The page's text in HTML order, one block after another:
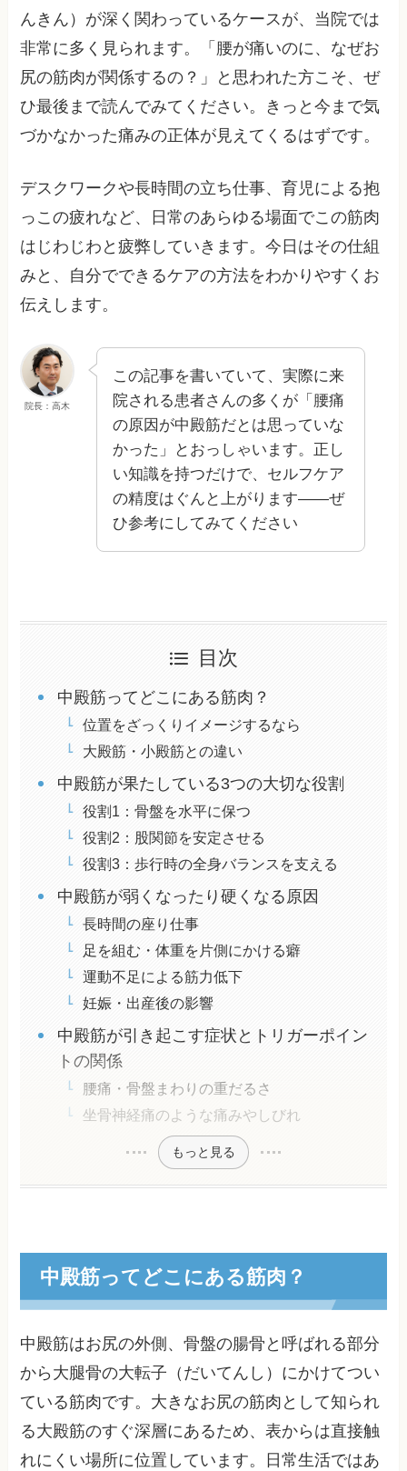
んきん）が深く関わっているケースが、当院では
非常に多く見られます。「腰が痛いのに、なぜお
尻の筋肉が関係するの？」と思われた方こそ、ぜ
ひ最後まで読んでみてください。きっと今まで気
づかなかった痛みの正体が見えてくるはずです。
デスクワークや長時間の立ち仕事、育児による抱
っこの疲れなど、日常のあらゆる場面でこの筋肉
はじわじわと疲弊していきます。今日はその仕組
みと、自分でできるケアの方法をわかりやすくお
伝えします。
院長：高木
この記事を書いていて、実際に来
院される患者さんの多くが「腰痛
の原因が中殿筋だとは思っていな
かった」とおっしゃいます。正し
い知識を持つだけで、セルフケア
の精度はぐんと上がります——ぜ
ひ参考にしてみてください
目次
中殿筋ってどこにある筋肉？
位置をざっくりイメージするなら
大殿筋・小殿筋との違い
中殿筋が果たしている3つの大切な役割
役割1：骨盤を水平に保つ
役割2：股関節を安定させる
役割3：歩行時の全身バランスを支える
中殿筋が弱くなったり硬くなる原因
長時間の座り仕事
足を組む・体重を片側にかける癖
運動不足による筋力低下
妊娠・出産後の影響
中殿筋が引き起こす症状とトリガーポイン
トの関係
腰痛・骨盤まわりの重だるさ
坐骨神経痛のような痛みやしびれ
もっと見る
中殿筋ってどこにある筋肉？
中殿筋はお尻の外側、骨盤の腸骨と呼ばれる部分
から大腿骨の大転子（だいてんし）にかけてつい
ている筋肉です。大きなお尻の筋肉として知られ
る大殿筋のすぐ深層にあるため、表からは直接触
れにくい場所に位置しています。日常生活ではあ